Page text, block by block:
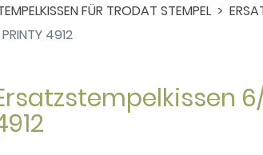
FÜR TRODAT STEMPEL
4912